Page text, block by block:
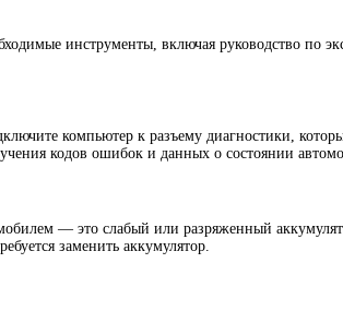
инструменты, включая руководство
компьютер к разъему диагностики,
кодов ошибок и данных о состоянии
— это слабый или разряженный
заменить аккумулятор.